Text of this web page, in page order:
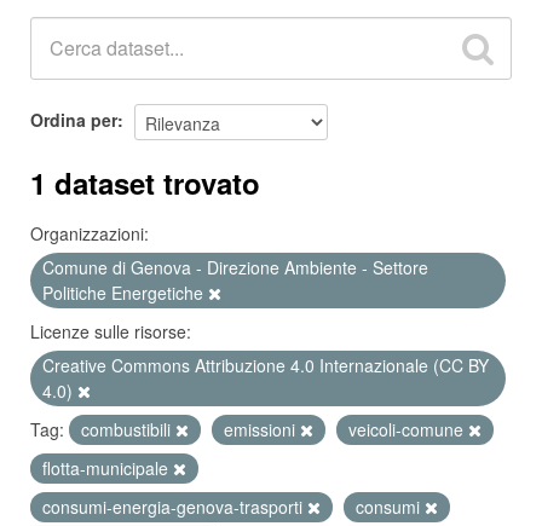
Ordina per
1 dataset trovato
Organizzazioni:
Comune di Genova - Direzione Ambiente - Settore
Politiche Energetiche
Licenze sulle risorse:
Creative Commons Attribuzione 4.0 Internazionale (CC BY
4.0)
Tag:
combustibili emissioni
veicoli-comune
flotta-municipale
consumi-energia-genova-trasporti
consumi